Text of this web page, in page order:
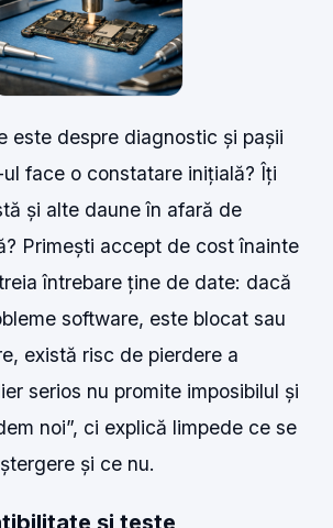
este despre diagnostic și pașii
face o constatare inițială? Îți
și alte daune în afară de
Primești accept de cost înainte
întrebare ține de date: dacă
software, este blocat sau
există risc de pierdere a
serios nu promite imposibilul și
noi”, ci explică limpede ce se
și ce nu.
și teste